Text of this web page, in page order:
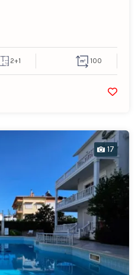
2+1 100
17